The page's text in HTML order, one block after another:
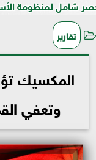
الأسمدة
تقارير
المكسيك
وتعفي